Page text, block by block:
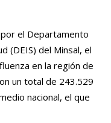
el Departamento
(DEIS) del Minsal, el
en la región de
un total de 243.529
nacional, el que